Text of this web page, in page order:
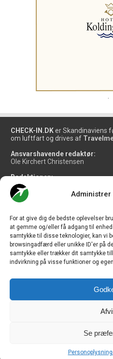
Administrer
For at give dig de bedste oplevelser
at gemme og/eller få adgang til
samtykke til disse teknologier, kan vi
browsingadfærd eller unikke ID'er på
samtykke eller trækker dit samtykke
indvirkning på visse funktioner og
Se
CHECK-IN.DK er Skandinaviens
om luftfart og drives af
Ansvarshavende redaktør:
Ole Kirchert Christensen
Redaktionen:
Christian Granhøj Skouboe
Henrik Baumgarten
Danny Longhi Andreasen
Salg og jobannoncer:
salg@travelmedianordic.com
Vi tager ansvar for indholdet og
CVR-nr.: 34 20 20 87 ©